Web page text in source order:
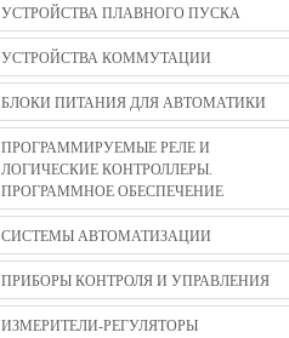
УСТРОЙСТВА ПЛАВНОГО ПУСКА
УСТРОЙСТВА КОММУТАЦИИ
БЛОКИ ПИТАНИЯ ДЛЯ АВТОМАТИКИ
ПРОГРАММИРУЕМЫЕ РЕЛЕ И
ЛОГИЧЕСКИЕ КОНТРОЛЛЕРЫ.
ПРОГРАММНОЕ ОБЕСПЕЧЕНИЕ
СИСТЕМЫ АВТОМАТИЗАЦИИ
ПРИБОРЫ КОНТРОЛЯ И УПРАВЛЕНИЯ
ИЗМЕРИТЕЛИ-РЕГУЛЯТОРЫ